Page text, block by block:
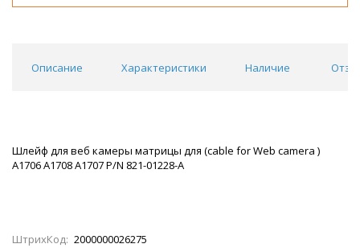
Описание Характеристики Наличие
Шлейф для веб камеры матрицы для (cable for Web camera )
A1706 A1708 A1707 P/N 821-01228-A
ШтрихКод: 2000000026275